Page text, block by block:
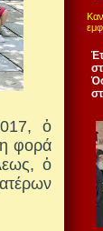
ὁ
φορά
ὁ